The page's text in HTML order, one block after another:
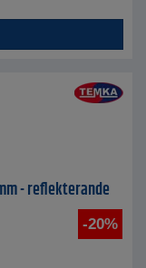
- reflekterande
-20%